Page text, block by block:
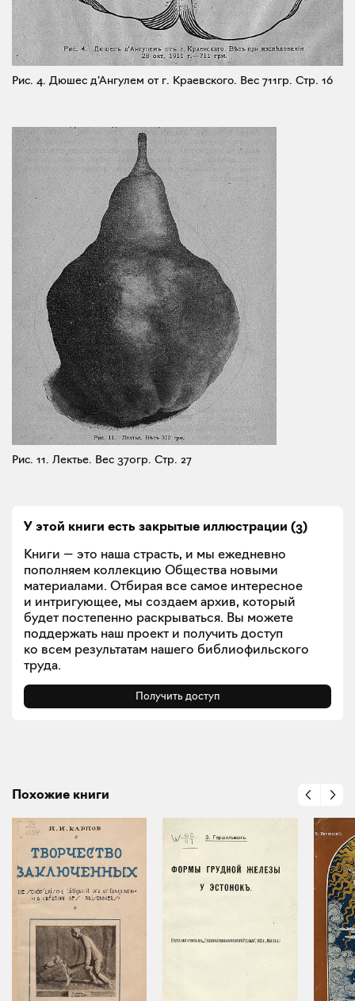
Рис. 4. Дюшес д'Ангулем от г. Краевского. Вес 711гр. Стр. 16
Рис. 11. Лектье. Вес 370гр. Стр. 27
У этой книги есть закрытые иллюстрации (3)
Книги — это наша страсть, и мы ежедневно
пополняем коллекцию Общества новыми
материалами. Отбирая все самое интересное
и интригующее, мы создаем архив, который
будет постепенно раскрываться. Вы можете
поддержать наш проект и получить доступ
ко всем результатам нашего библиофильского
труда.
Получить доступ
Похожие книги